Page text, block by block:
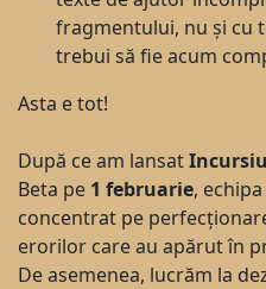
fragmentului, nu și cu
trebui să fie acum
Asta e tot!
După ce am lansat
Beta pe 1 februarie,
concentrat pe
erorilor care au apărut în
De asemenea, lucrăm la